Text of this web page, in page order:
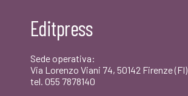
Editpress
Sede operativa:
Via Lorenzo Viani 74, 50142 Firenze (FI)
tel. 055 7878140